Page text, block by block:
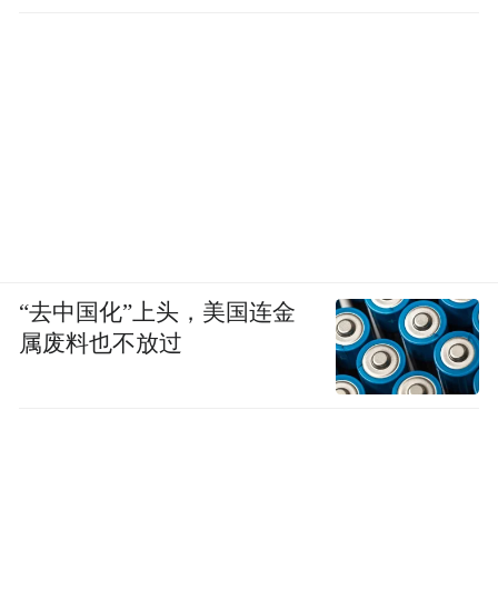
“去中国化”上头，美国连金
属废料也不放过